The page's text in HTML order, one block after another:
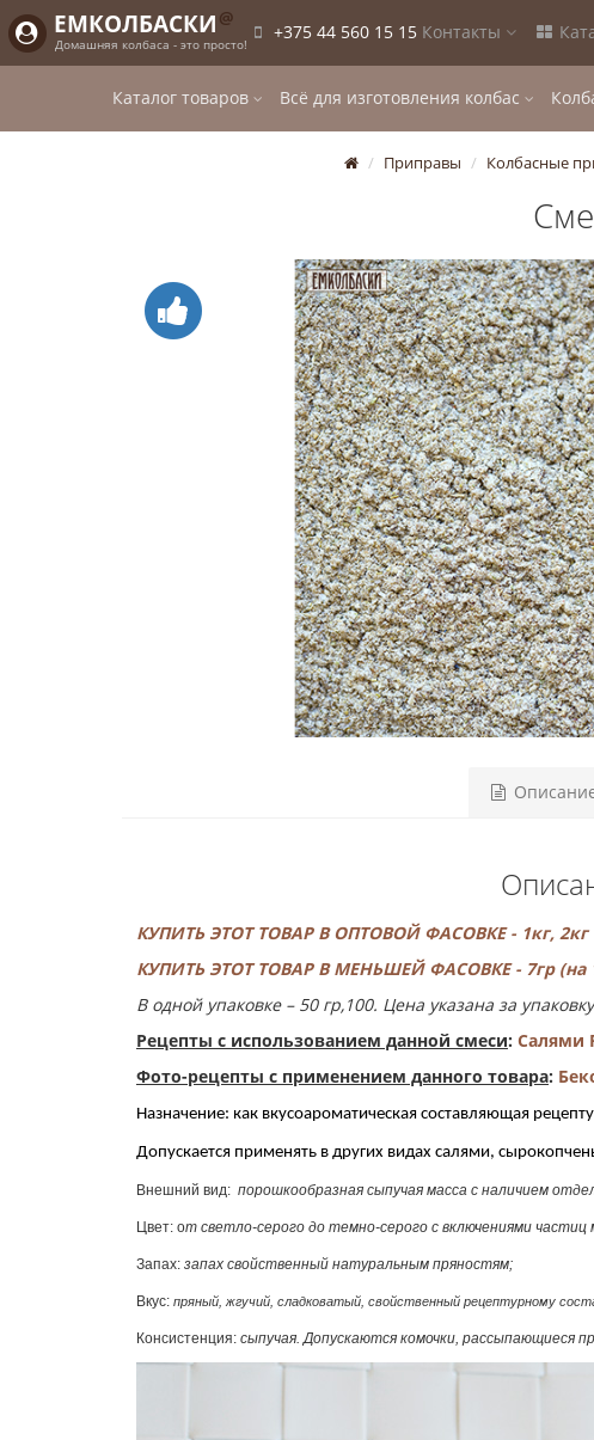
ЕМКОЛБАСКИ @
Домашняя колбаса - это просто!
+375 44 560 15 15 Контакты
Каталог товаров Всё для изготовления колбас
Приправы Колбасные
КУПИТЬ ЭТОТ ТОВАР В ОПТОВОЙ ФАСОВКЕ - 1кг, 2кг
КУПИТЬ ЭТОТ ТОВАР В МЕНЬШЕЙ ФАСОВКЕ - 7гр (на
В одной упаковке – 50 гр,100. Цена указана за
Рецепты с использованием данной смеси: Салями
Фото-рецепты с применением данного товара:
Назначение: как вкусоароматическая составляющая
Допускается применять в других видах салями,
Внешний вид: порошкообразная сыпучая масса с наличием
Цвет: от светло-серого до темно-серого с включениями
Запах: запах свойственный натуральным пряностям;
Вкус: пряный, жгучий, сладковатый, свойственный рецептурному
Консистенция: сыпучая. Допускаются комочки, рассыпающиеся